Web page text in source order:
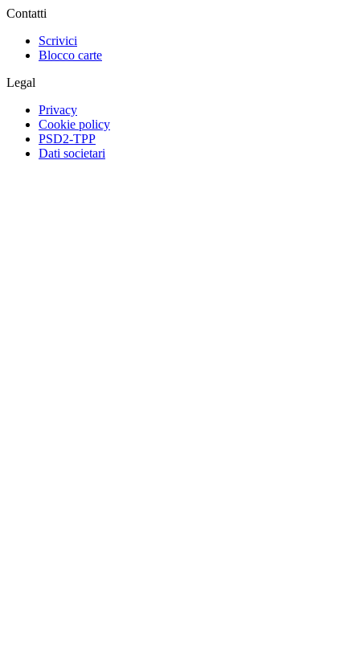
Contatti
Scrivici
Blocco carte
Legal
Privacy
Cookie policy
PSD2-TPP
Dati societari